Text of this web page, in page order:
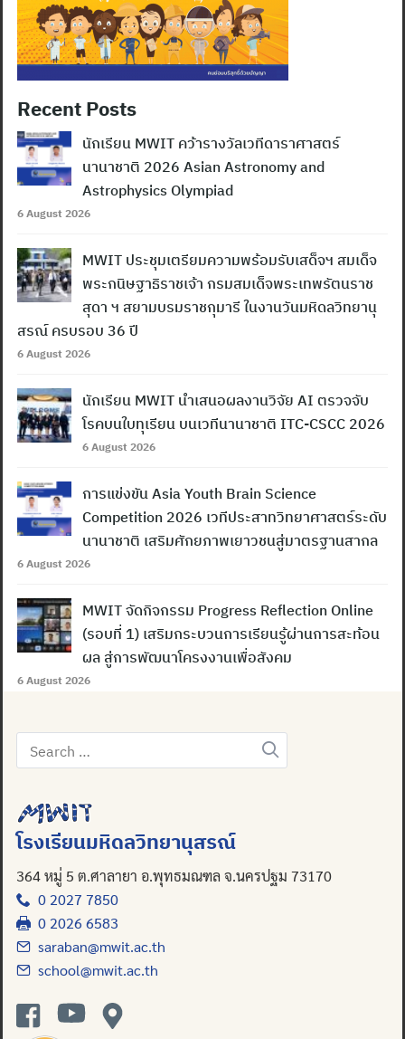
Recent Posts
นักเรียน MWIT คว้ารางวัลเวทีดาราศาสตร์
นานาชาติ 2026 Asian Astronomy and
Astrophysics Olympiad
6 August 2026
MWIT ประชุมเตรียมความพร้อมรับเสด็จฯ สมเด็จ
พระกนิษฐาธิราชเจ้า กรมสมเด็จพระเทพรัตนราช
สุดา ฯ สยามบรมราชกุมารี ในงานวันมหิดลวิทยานุ
สรณ์ ครบรอบ 36 ปี
6 August 2026
นักเรียน MWIT นำเสนอผลงานวิจัย AI ตรวจจับ
โรคบนใบทุเรียน บนเวทีนานาชาติ ITC-CSCC 2026
6 August 2026
การแข่งขัน Asia Youth Brain Science
Competition 2026 เวทีประสาทวิทยาศาสตร์ระดับ
นานาชาติ เสริมศักยภาพเยาวชนสู่มาตรฐานสากล
6 August 2026
MWIT จัดกิจกรรม Progress Reflection Online
(รอบที่ 1) เสริมกระบวนการเรียนรู้ผ่านการสะท้อน
ผล สู่การพัฒนาโครงงานเพื่อสังคม
6 August 2026
Search
for:
โรงเรียนมหิดลวิทยานุสรณ์
364 หมู่ 5 ต.ศาลายา อ.พุทธมณฑล จ.นครปฐม 73170
0 2027 7850
0 2026 6583
saraban@mwit.ac.th
school@mwit.ac.th